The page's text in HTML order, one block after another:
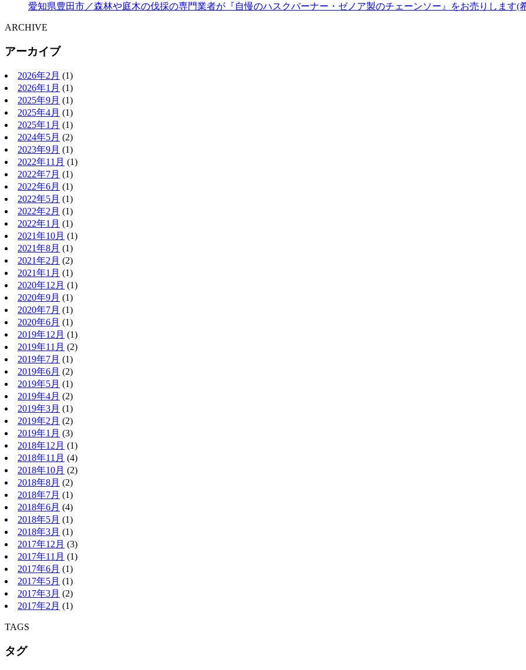
愛知県豊田市／森林や庭木の伐採の専門業者が『自慢のハスクバーナー・ゼノア製のチェーンソー』をお売りします(
ARCHIVE
アーカイブ
2026年2月 (1)
2026年1月 (1)
2025年9月 (1)
2025年4月 (1)
2025年1月 (1)
2024年5月 (2)
2023年9月 (1)
2022年11月 (1)
2022年7月 (1)
2022年6月 (1)
2022年5月 (1)
2022年2月 (1)
2022年1月 (1)
2021年10月 (1)
2021年8月 (1)
2021年2月 (2)
2021年1月 (1)
2020年12月 (1)
2020年9月 (1)
2020年7月 (1)
2020年6月 (1)
2019年12月 (1)
2019年11月 (2)
2019年7月 (1)
2019年6月 (2)
2019年5月 (1)
2019年4月 (2)
2019年3月 (1)
2019年2月 (2)
2019年1月 (3)
2018年12月 (1)
2018年11月 (4)
2018年10月 (2)
2018年8月 (2)
2018年7月 (1)
2018年6月 (4)
2018年5月 (1)
2018年3月 (1)
2017年12月 (3)
2017年11月 (1)
2017年6月 (1)
2017年5月 (1)
2017年3月 (2)
2017年2月 (1)
TAGS
タグ